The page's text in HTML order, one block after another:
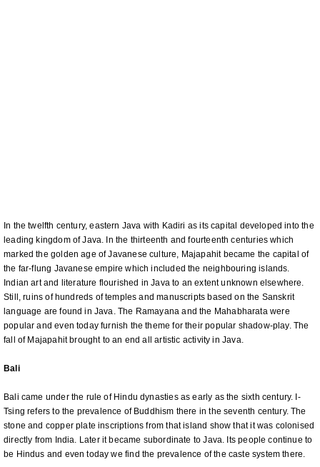
In the twelfth century, eastern Java with Kadiri as its capital developed into the
leading kingdom of Java. In the thirteenth and fourteenth centuries which
marked the golden age of Javanese culture, Majapahit became the capital of
the far-flung Javanese empire which included the neighbouring islands.
Indian art and literature flourished in Java to an extent unknown elsewhere.
Still, ruins of hundreds of temples and manuscripts based on the Sanskrit
language are found in Java. The Ramayana and the Mahabharata were
popular and even today furnish the theme for their popular shadow-play. The
fall of Majapahit brought to an end all artistic activity in Java.
Bali
Bali came under the rule of Hindu dynasties as early as the sixth century. I-
Tsing refers to the prevalence of Buddhism there in the seventh century. The
stone and copper plate inscriptions from that island show that it was colonised
directly from India. Later it became subordinate to Java. Its people continue to
be Hindus and even today we find the prevalence of the caste system there.